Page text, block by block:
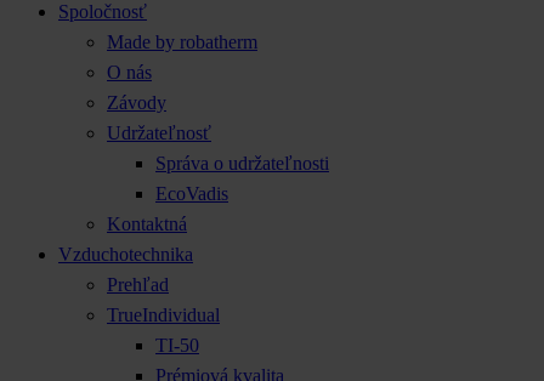
Spoločnosť
Made by robatherm
O nás
Závody
Udržateľnosť
Správa o udržateľnosti
EcoVadis
Kontaktná
Vzduchotechnika
Prehľad
TrueIndividual
TI-50
Prémiová kvalita